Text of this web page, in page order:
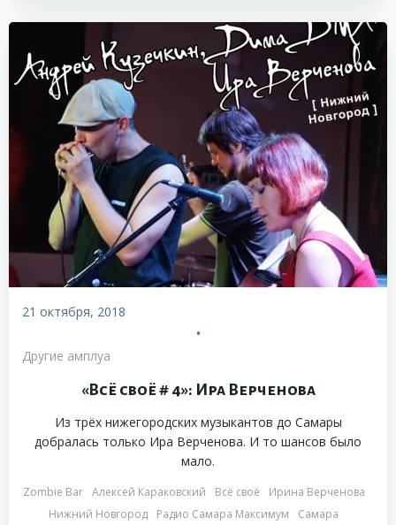
21 октября, 2018
•
Другие амплуа
«Всё своё # 4»: Ира Верченова
Из трёх нижегородских музыкантов до Самары
добралась только Ира Верченова. И то шансов было
мало.
Zombie Bar Алексей Караковский Всё своё
Ирина Верченова
Нижний Новгород
Радио Самара Максимум Самара